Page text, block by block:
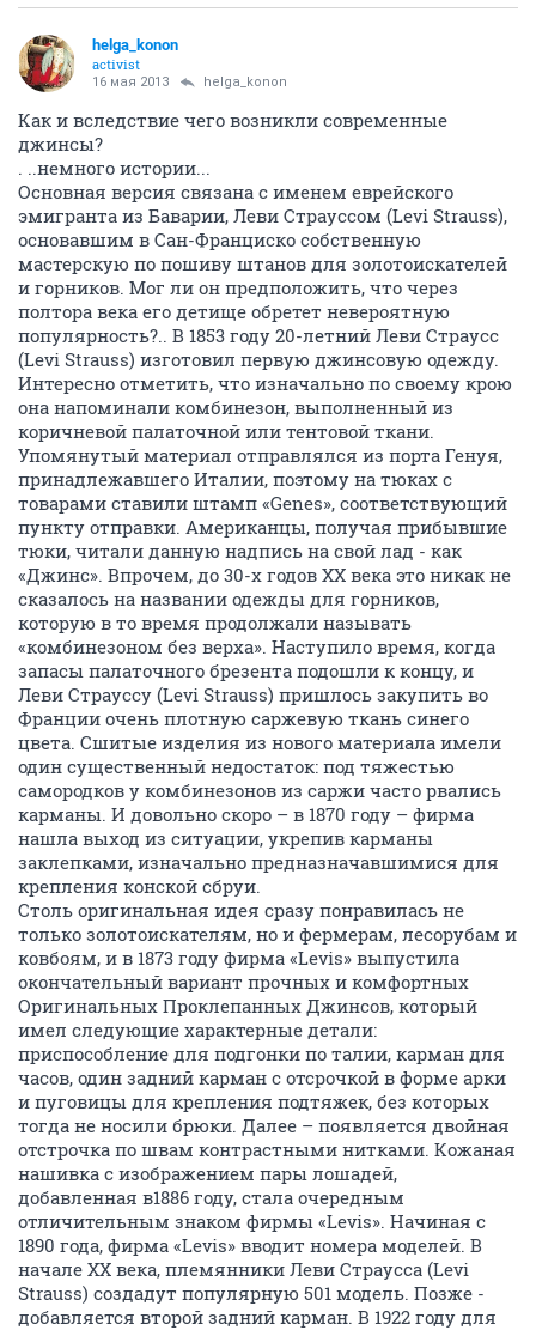
helga_konon
activist
16 мая 2013 helga_konon
Как и вследствие чего возникли современные
джинсы?
. ..немного истории...
Основная версия связана с именем еврейского
эмигранта из Баварии, Леви Страусcом (Levi Strauss),
основавшим в Сан-Франциско собственную
мастерскую по пошиву штанов для золотоискателей
и горников. Мог ли он предположить, что через
полтора века его детище обретет невероятную
популярность?.. В 1853 году 20-летний Леви Страусc
(Levi Strauss) изготовил первую джинсовую одежду.
Интересно отметить, что изначально по своему крою
она напоминали комбинезон, выполненный из
коричневой палаточной или тентовой ткани.
Упомянутый материал отправлялся из порта Генуя,
принадлежавшего Италии, поэтому на тюках с
товарами ставили штамп «Genes», соответствующий
пункту отправки. Американцы, получая прибывшие
тюки, читали данную надпись на свой лад - как
«Джинс». Впрочем, до 30-х годов ХХ века это никак не
сказалось на названии одежды для горников,
которую в то время продолжали называть
«комбинезоном без верха». Наступило время, когда
запасы палаточного брезента подошли к концу, и
Леви Страуссу (Levi Strauss) пришлось закупить во
Франции очень плотную саржевую ткань синего
цвета. Сшитые изделия из нового материала имели
один существенный недостаток: под тяжестью
самородков у комбинезонов из саржи часто рвались
карманы. И довольно скоро – в 1870 году – фирма
нашла выход из ситуации, укрепив карманы
заклепками, изначально предназначавшимися для
крепления конской сбруи.
Столь оригинальная идея сразу понравилась не
только золотоискателям, но и фермерам, лесорубам и
ковбоям, и в 1873 году фирма «Levis» выпустила
окончательный вариант прочных и комфортных
Оригинальных Проклепанных Джинсов, который
имел следующие характерные детали:
приспособление для подгонки по талии, карман для
часов, один задний карман с отсрочкой в форме арки
и пуговицы для крепления подтяжек, без которых
тогда не носили брюки. Далее – появляется двойная
отстрочка по швам контрастными нитками. Кожаная
нашивка с изображением пары лошадей,
добавленная в1886 году, стала очередным
отличительным знаком фирмы «Levis». Начиная с
1890 года, фирма «Levis» вводит номера моделей. В
начале ХХ века, племянники Леви Страусса (Levi
Strauss) создадут популярную 501 модель. Позже -
добавляется второй задний карман. В 1922 году для